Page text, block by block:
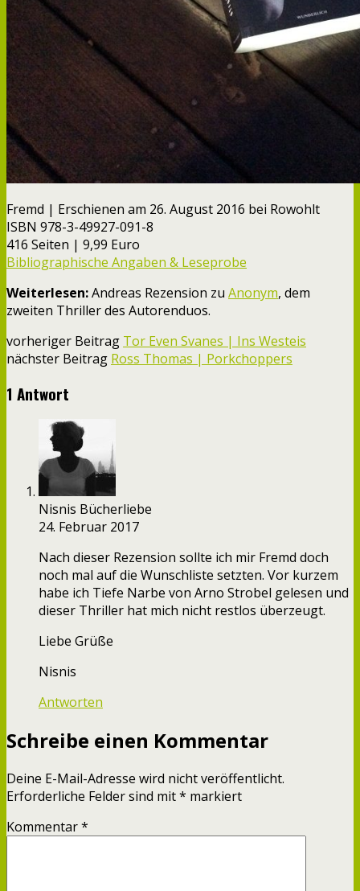
Fremd | Erschienen am 26. August 2016 bei Rowohlt
ISBN 978-3-49927-091-8
416 Seiten | 9,99 Euro
Bibliographische Angaben & Leseprobe
Weiterlesen:Andreas Rezension zu Anonym, dem
zweiten Thriller des Autorenduos.
vorheriger Beitrag Tor Even Svanes | Ins Westeis
nächster Beitrag Ross Thomas | Porkchoppers
1 Antwort
Nisnis Bücherliebe
24. Februar 2017
Nach dieser Rezension sollte ich mir Fremd doch
noch mal auf die Wunschliste setzten. Vor kurzem
habe ich Tiefe Narbe von Arno Strobel gelesen und
dieser Thriller hat mich nicht restlos überzeugt.
Liebe Grüße
Nisnis
Antworten
Schreibe einen Kommentar
Deine E-Mail-Adresse wird nicht veröffentlicht.
Erforderliche Felder sind mit* markiert
Kommentar*